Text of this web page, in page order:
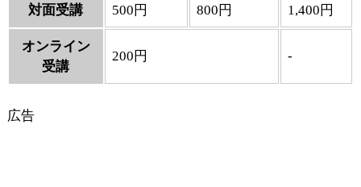
対面受講 500円 800円 1,400円
オンライン
受講
200円 -
広告